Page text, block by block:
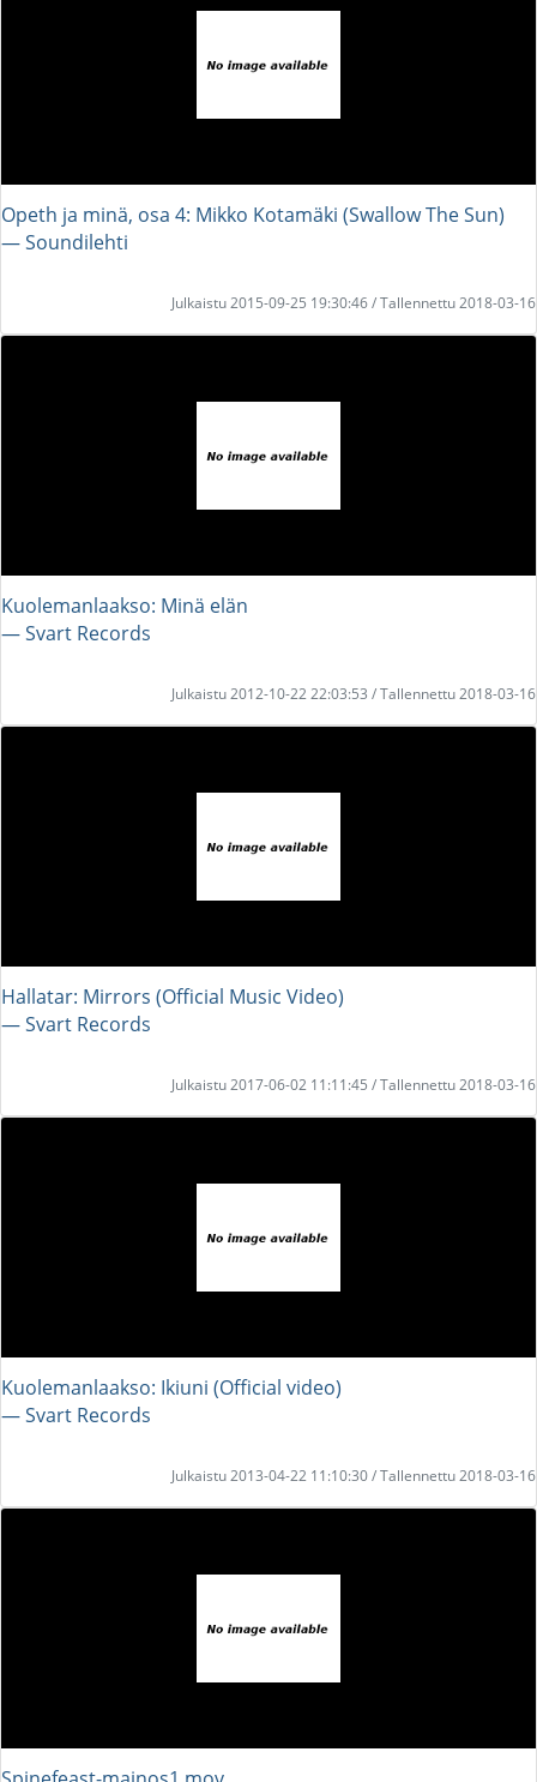
Opeth ja minä, osa 4: Mikko Kotamäki (Swallow The Sun)
― Soundilehti
Julkaistu 2015-09-25 19:30:46 / Tallennettu 2018-03-16
Kuolemanlaakso: Minä elän
― Svart Records
Julkaistu 2012-10-22 22:03:53 / Tallennettu 2018-03-16
Hallatar: Mirrors (Official Music Video)
― Svart Records
Julkaistu 2017-06-02 11:11:45 / Tallennettu 2018-03-16
Kuolemanlaakso: Ikiuni (Official video)
― Svart Records
Julkaistu 2013-04-22 11:10:30 / Tallennettu 2018-03-16